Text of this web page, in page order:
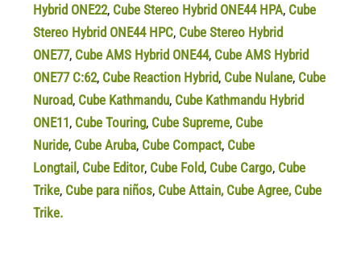
Hybrid ONE22, Cube Stereo Hybrid ONE44 HPA, Cube
Stereo Hybrid ONE44 HPC, Cube Stereo Hybrid
ONE77, Cube AMS Hybrid ONE44, Cube AMS Hybrid
ONE77 C:62, Cube Reaction Hybrid, Cube Nulane, Cube
Nuroad, Cube Kathmandu, Cube Kathmandu Hybrid
ONE11 , Cube Touring, Cube Supreme, Cube
Nuride, Cube Aruba, Cube Compact, Cube
Longtail , Cube Editor, Cube Fold, Cube Cargo, Cube
Trike, Cube para niños, Cube Attain, Cube Agree, Cube
Trike.